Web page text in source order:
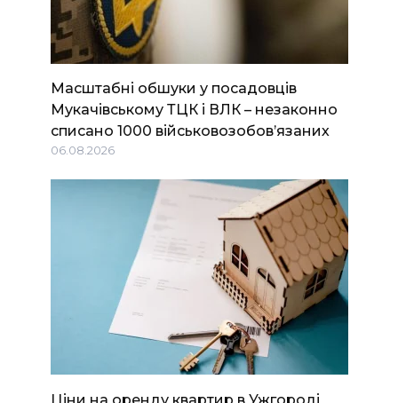
Масштабні обшуки у посадовців
Мукачівському ТЦК і ВЛК – незаконно
списано 1000 військовозобов’язаних
06.08.2026
Ціни на оренду квартир в Ужгороді